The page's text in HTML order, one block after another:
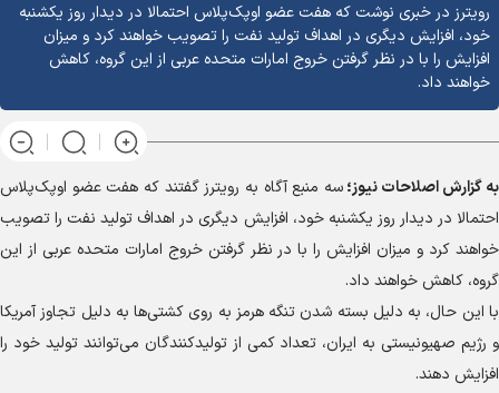
رویترز در خبری نوشت که هفت عضو اوپک‌پلاس احتمالا در دیدار روز یکشنبه
خود، افزایش دیگری در اهداف تولید نفت را تصویب خواهند کرد و میزان
افزایش را با در نظر گرفتن خروج امارات متحده عربی از این گروه، کاهش
خواهند داد.
به گزارشاصلاحات نیوز؛سه منبع آگاه به رویترز گفتند که هفت عضو اوپک‌پلاس
احتمالا در دیدار روز یکشنبه خود، افزایش دیگری در اهداف تولید نفت را تصویب
خواهند کرد و میزان افزایش را با در نظر گرفتن خروج امارات متحده عربی از این
گروه، کاهش خواهند داد.
با این حال، به دلیل بسته شدن تنگه هرمز به روی کشتی‌ها به دلیل تجاوز آمریکا
و رژیم صهیونیستی به ایران، تعداد کمی از تولیدکنندگان می‌توانند تولید خود را
افزایش دهند.